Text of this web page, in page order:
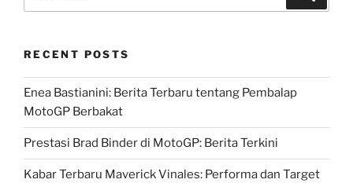
RECENT POSTS
Enea Bastianini: Berita Terbaru tentang Pembalap
MotoGP Berbakat
Prestasi Brad Binder di MotoGP: Berita Terkini
Kabar Terbaru Maverick Vinales: Performa dan Target